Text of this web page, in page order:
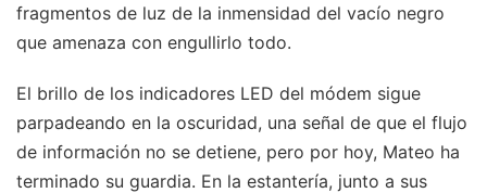
fragmentos de luz de la inmensidad del vacío negro
que amenaza con engullirlo todo.
El brillo de los indicadores LED del módem sigue
parpadeando en la oscuridad, una señal de que el flujo
de información no se detiene, pero por hoy, Mateo ha
terminado su guardia. En la estantería, junto a sus